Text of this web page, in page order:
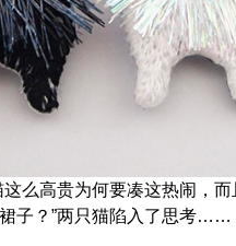
这么高贵为何要凑这热闹，
子？”两只猫陷入了思考……